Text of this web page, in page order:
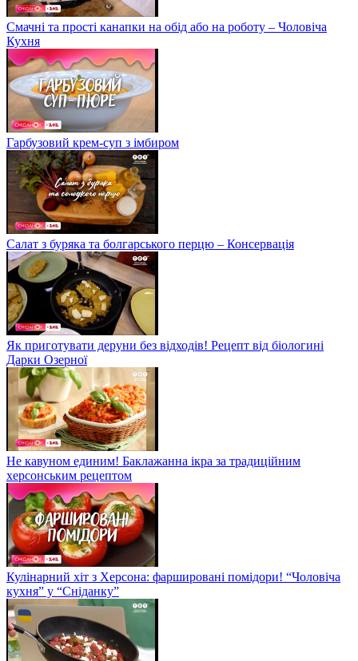
Смачні та прості канапки на обід або на роботу – Чоловіча
Кухня
Гарбузовий крем-суп з імбиром
Салат з буряка та болгарського перцю – Консервація
Як приготувати деруни без відходів! Рецепт від біологині
Дарки Озерної
Не кавуном единим! Баклажанна ікра за традиційним
херсонським рецептом
Кулінарний хіт з Херсона: фаршировані помідори! “Чоловіча
кухня” у “Сніданку”